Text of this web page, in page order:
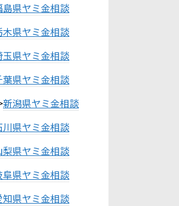
島県ヤミ金相談
木県ヤミ金相談
玉県ヤミ金相談
葉県ヤミ金相談
新潟県ヤミ金相談
川県ヤミ金相談
梨県ヤミ金相談
阜県ヤミ金相談
知県ヤミ金相談